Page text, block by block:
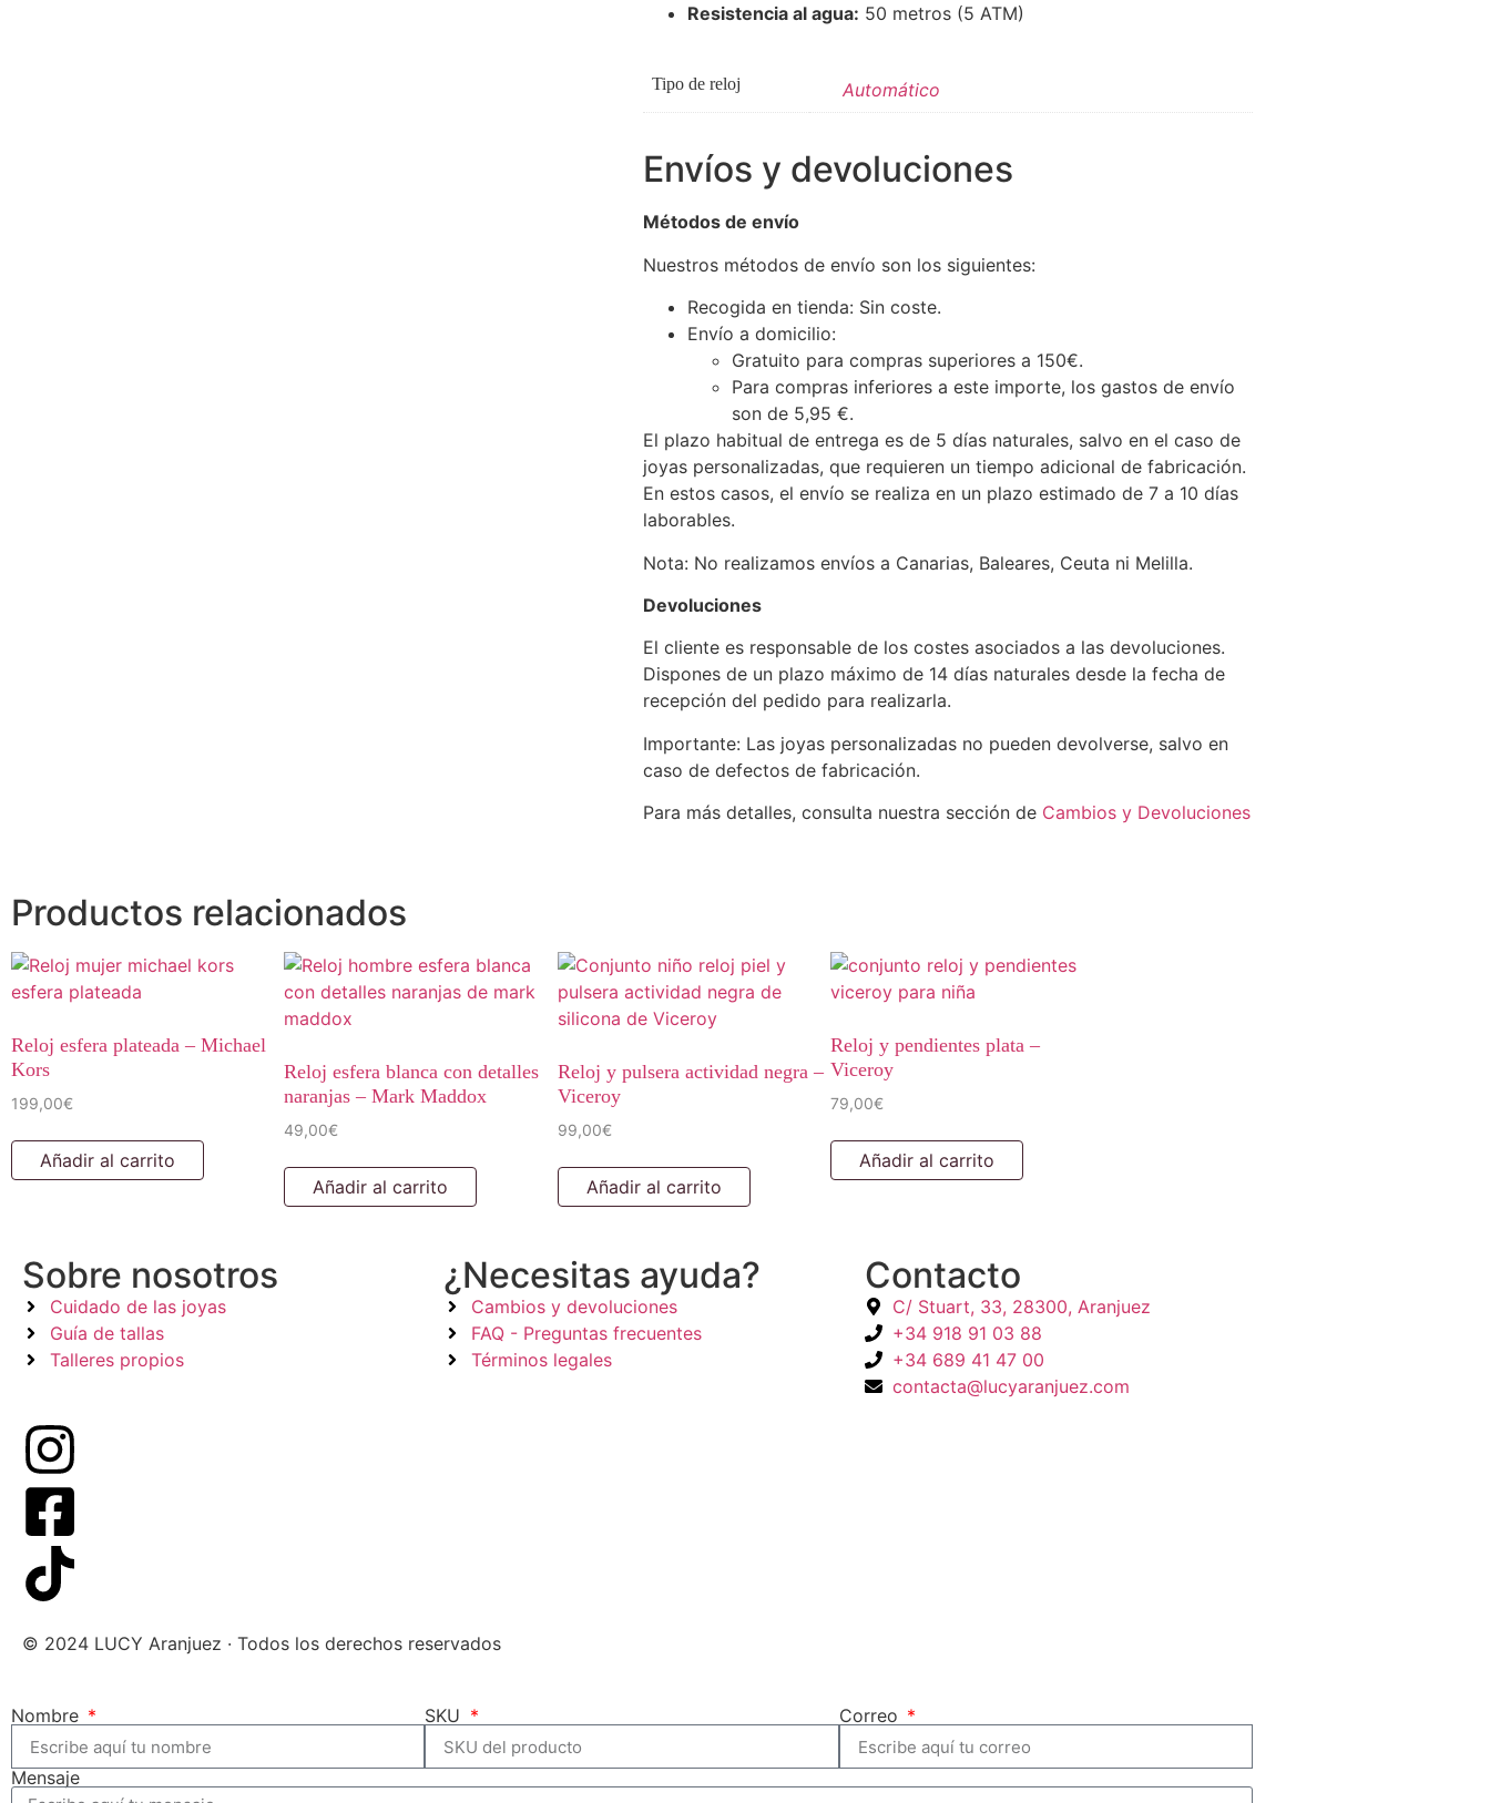
Resistencia al agua: 50 metros (5 ATM)
Tipo de reloj Automático
Envíos y devoluciones
Métodos de envío
Nuestros métodos de envío son los siguientes:
Recogida en tienda: Sin coste.
Envío a domicilio:
Gratuito para compras superiores a 150€.
Para compras inferiores a este importe, los gastos de envío
son de 5,95 €.
El plazo habitual de entrega es de 5 días naturales, salvo en el caso de
joyas personalizadas, que requieren un tiempo adicional de fabricación.
En estos casos, el envío se realiza en un plazo estimado de 7 a 10 días
laborables.
Nota: No realizamos envíos a Canarias, Baleares, Ceuta ni Melilla.
Devoluciones
El cliente es responsable de los costes asociados a las devoluciones.
Dispones de un plazo máximo de 14 días naturales desde la fecha de
recepción del pedido para realizarla.
Importante: Las joyas personalizadas no pueden devolverse, salvo en
caso de defectos de fabricación.
Para más detalles, consulta nuestra sección de Cambios y Devoluciones
Productos relacionados
Reloj esfera plateada – Michael
Kors
199,00€
Añadir al carrito
Reloj esfera blanca con detalles
naranjas – Mark Maddox
49,00€
Añadir al carrito
Reloj y pulsera actividad negra –
Viceroy
99,00€
Añadir al carrito
Reloj y pendientes plata –
Viceroy
79,00€
Añadir al carrito
Sobre nosotros
Cuidado de las joyas
Guía de tallas
Talleres propios
¿Necesitas ayuda?
Cambios y devoluciones
FAQ - Preguntas frecuentes
Términos legales
Contacto
C/ Stuart, 33, 28300, Aranjuez
+34 918 91 03 88
+34 689 41 47 00
contacta@lucyaranjuez.com
© 2024 LUCY Aranjuez · Todos los derechos reservados
Nombre SKU Correo
Mensaje